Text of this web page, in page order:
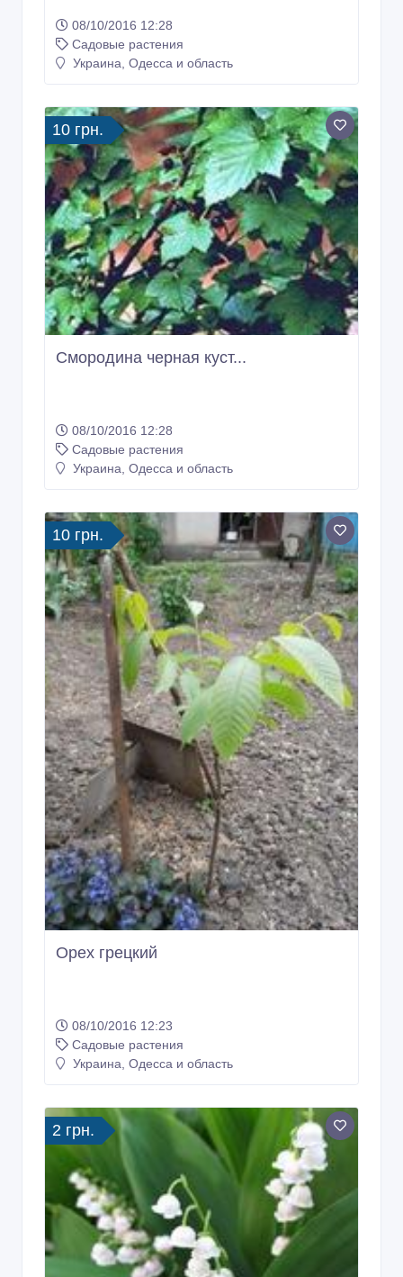
Смородина красная
08/10/2016 12:28
Садовые растения
Украина, Одесса и область
10 грн.
Смородина черная куст...
08/10/2016 12:28
Садовые растения
Украина, Одесса и область
10 грн.
Орех грецкий
08/10/2016 12:23
Садовые растения